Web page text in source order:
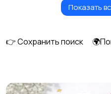
Гирлянды и свет4
Показать
👉 Сохранить поиск